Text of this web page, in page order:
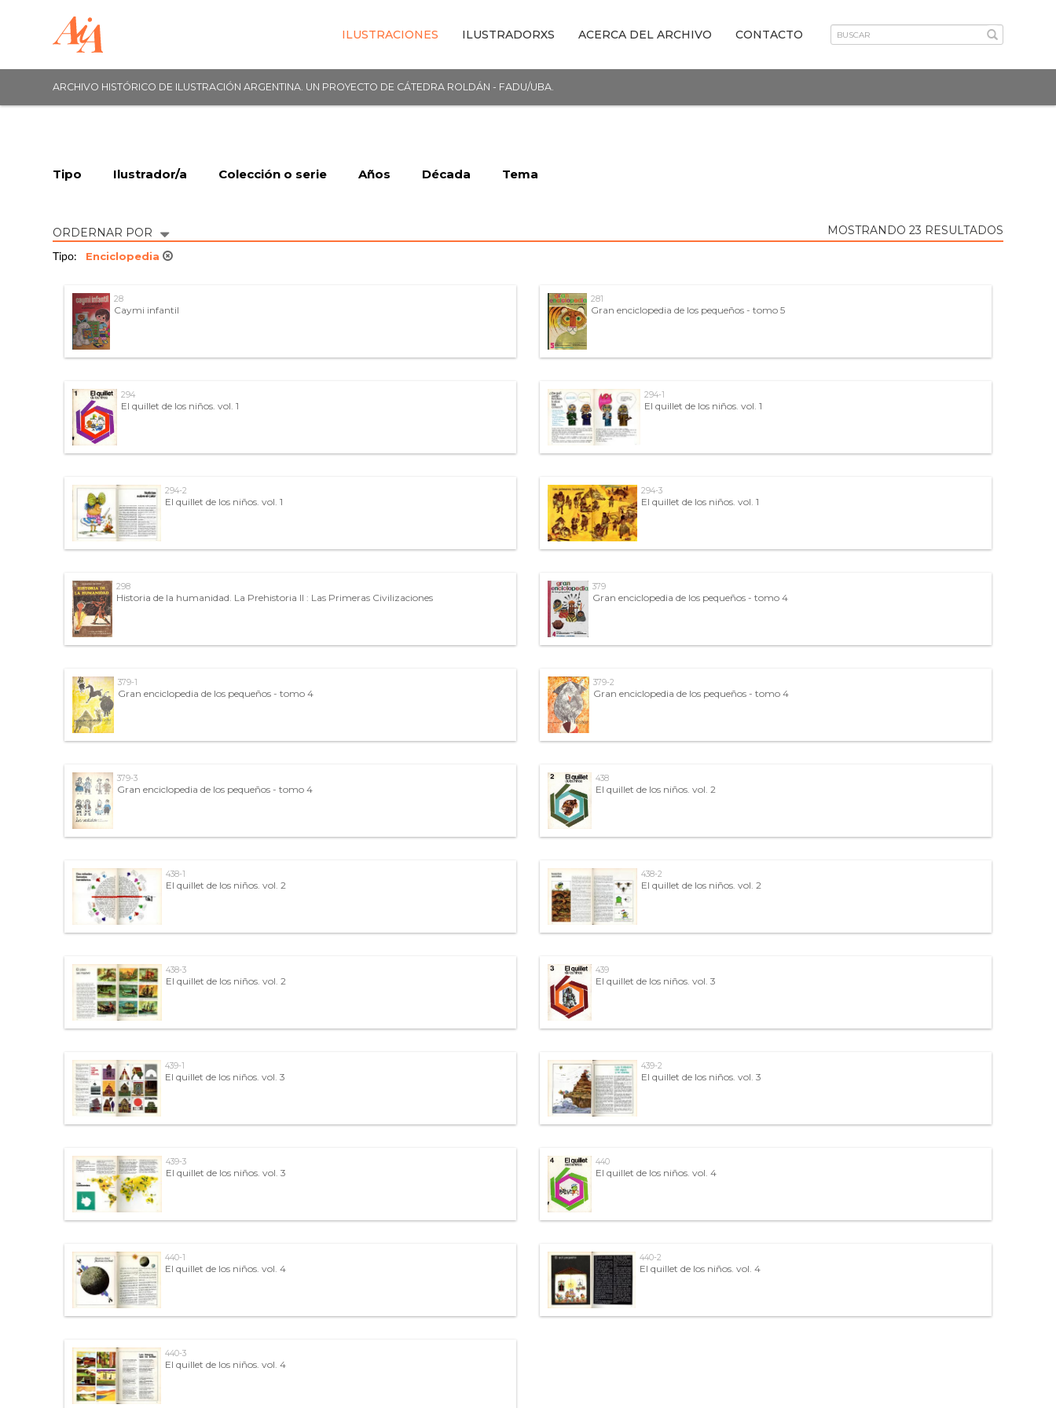
ILUSTRACIONES ILUSTRADORXS ACERCA DEL ARCHIVO CONTACTO
ARCHIVO HISTÓRICO DE ILUSTRACIÓN ARGENTINA. UN PROYECTO DE CÁTEDRA ROLDÁN - FADU/UBA.
Tipo Ilustrador/a Colección o serie Años Década Tema
ORDERNAR POR MOSTRANDO 23 RESULTADOS
Tipo: Enciclopedia
28
Caymi infantil
281
Gran enciclopedia de los pequeños - tomo 5
294
El quillet de los niños. vol. 1
294-1
El quillet de los niños. vol. 1
294-2
El quillet de los niños. vol. 1
294-3
El quillet de los niños. vol. 1
298
Historia de la humanidad. La Prehistoria II : Las Primeras Civilizaciones
379
Gran enciclopedia de los pequeños - tomo 4
379-1
Gran enciclopedia de los pequeños - tomo 4
379-2
Gran enciclopedia de los pequeños - tomo 4
379-3
Gran enciclopedia de los pequeños - tomo 4
438
El quillet de los niños. vol. 2
438-1
El quillet de los niños. vol. 2
438-2
El quillet de los niños. vol. 2
438-3
El quillet de los niños. vol. 2
439
El quillet de los niños. vol. 3
439-1
El quillet de los niños. vol. 3
439-2
El quillet de los niños. vol. 3
439-3
El quillet de los niños. vol. 3
440
El quillet de los niños. vol. 4
440-1
El quillet de los niños. vol. 4
440-2
El quillet de los niños. vol. 4
440-3
El quillet de los niños. vol. 4